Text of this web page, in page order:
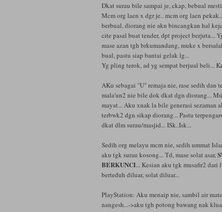
Dkat surau bile sampai je, ckap, bebual
Mcm org laen x dgr je.. mcm org laen
berbual, diorang nie akn bincangkan hal
cite pasal buat tender, dpt project berjuta...
mase azan tgh brkumandang, muke x
bual, pastu siap bantai gelak lg...
Yg pling terok, ad yg sempat berjual beli...
AKu sebagai "U" remaja nie, rase sedih dan
mala'un2 nie bile dok dkat dgn diorang...
mayat... Aku xnak la bile generasi sezaman
terbwk2 dgn sikap diorang... Pastu
dkat dlm surau/masjid... ISk..Isk...
Sedih org melayu mcm nie, sedih ummat
aku tgk surau kosong... Td, mase solat asar,
BERKUNCI... Kesian aku tgk musafir2 dari
berteduh diluar, solat diluar...
PlayStation: Aku menaip nie, sambil air
nangesh...->aku tgh potong bawang nak